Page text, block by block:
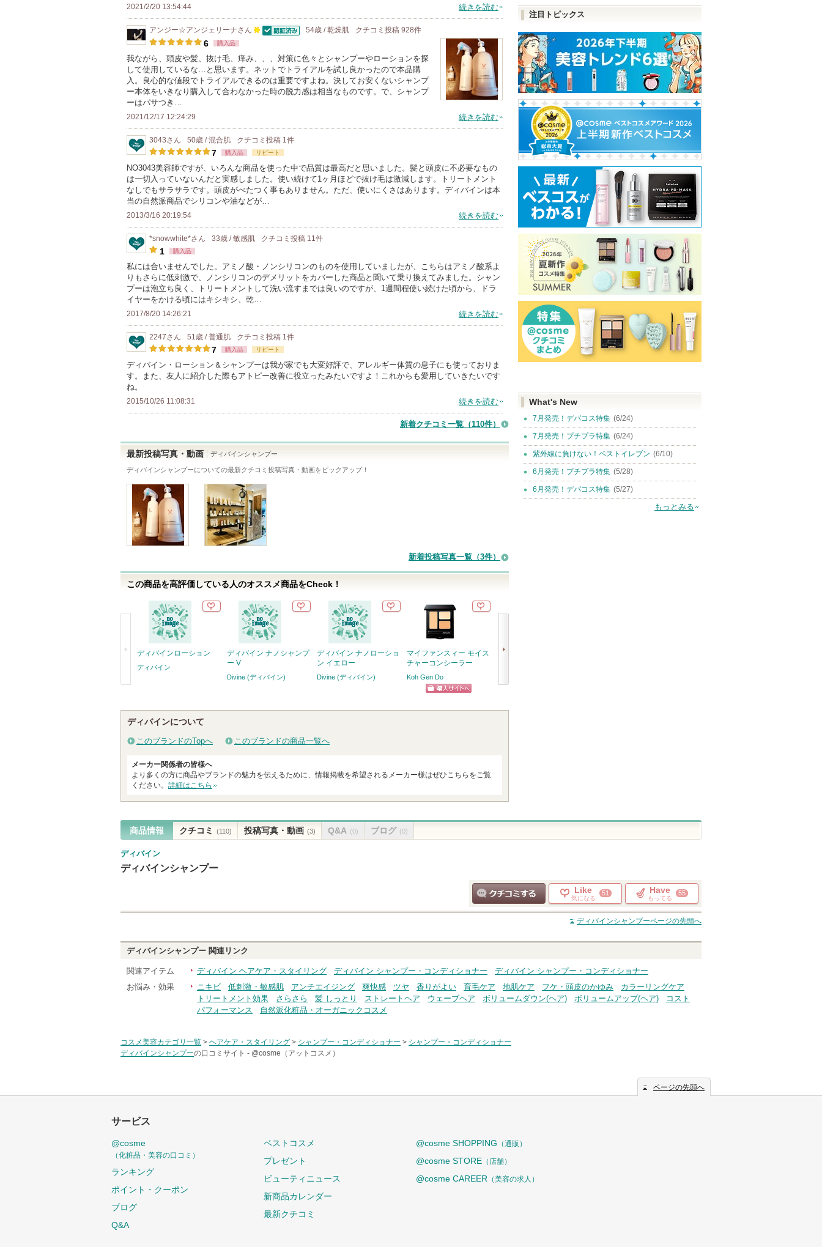
2021/2/20 13:54:44 続きを読む
アンジー☆アンジェリーナさん
以
上
ン
バ
ー
に
お
気
録
さ
れ
い
ま
す
54歳 / 乾燥肌 クチコミ投稿 928件
6 購入品
我ながら、頭皮や髪、抜け毛、痒み、、、対策に色々とシャンプーやローションを探
して使用しているな…と思います。ネットでトライアルを試し良かったので本品購
入。良心的な値段でトライアルできるのは重要ですよね。決してお安くないシャンプ
ー本体をいきなり購入して合わなかった時の脱力感は相当なものです。で、シャンプ
ーはパサつき…
2021/12/17 12:24:29 続きを読む
3043さん 50歳 / 混合肌 クチコミ投稿 1 件
7 購入品 リピート
NO3043美容師ですが、いろんな商品を使った中で品質は最高だと思いました。髪と頭皮に不必要なもの
は一切入っていないんだと実感しました。使い続けて1ヶ月ほどで抜け毛は激減します。トリートメント
なしでもサラサラです。頭皮がべたつく事もありません。ただ、使いにくさはあります。ディバインは本
当の自然派商品でシリコンや油などが…
2013/3/16 20:19:54 続きを読む
*snowwhite*さん 33歳 / 敏感肌 クチコミ投稿 11 件
1 購入品
私には合いませんでした。アミノ酸・ノンシリコンのものを使用していましたが、こちらはアミノ酸系よ
りもさらに低刺激で、ノンシリコンのデメリットをカバーした商品と聞いて乗り換えてみました。シャン
プーは泡立ち良く、トリートメントして洗い流すまでは良いのですが、1週間程使い続けた頃から、ドラ
イヤーをかける頃にはキシキシ、乾…
2017/8/20 14:26:21 続きを読む
2247さん 51歳 / 普通肌 クチコミ投稿 1 件
7 購入品 リピート
ディバイン・ローション＆シャンプーは我が家でも大変好評で、アレルギー体質の息子にも使っておりま
す。また、友人に紹介した際もアトピー改善に役立ったみたいですよ！これからも愛用していきたいです
ね。
2015/10/26 11:08:31 続きを読む
新着クチコミ一覧 （110件）
最新投稿写真・動画 ディバインシャンプー
ディバインシャンプーについての最新クチコミ投稿写真・動画をピックアップ！
新着投稿写真一覧（3件）
この商品を高評価している人のオススメ商品をCheck！
る
へ
ディバインローション
ディバイン
ディバイン ナノシャンプ
ー V
Divine (ディバイン)
ディバイン ナノローショ
ン イエロー
Divine (ディバイン)
マイファンスィー モイス
チャーコンシーラー
Koh Gen Do
なめらか美肌ベース
ディバインについて
このブランドのTopへ このブランドの商品一覧へ
メーカー関係者の皆様へ
より多くの方に商品やブランドの魅力を伝えるために、情報掲載を希望されるメーカー様はぜひこちらをご覧
ください。 詳細はこちら
注目トピックス
What's New
7月発売！デパコス特集 (6/24)
7月発売！プチプラ特集 (6/24)
紫外線に負けない！ベストイレブン (6/10)
6月発売！プチプラ特集 (5/28)
6月発売！デパコス特集 (5/27)
もっとみる
商品情報 クチコミ (110) 投稿写真・動画 (3) Q&A (0) ブログ (0)
ディバイン
ディバインシャンプー
クチコミする
Like
気になる
51 Have
もってる
55
ディバインシャンプーページの先頭へ
ディバインシャンプー 関連リンク
関連アイテム ディバイン ヘアケア・スタイリング ディバイン シャンプー・コンディショナー
ディバイン シャンプー・コンディショナー
お悩み・効果
ニキビ 低刺激・敏感肌 アンチエイジング 爽快感 ツヤ 香りがよい 育毛ケア 地肌ケア フケ・頭皮のかゆみ
カラーリングケア
トリートメント効果
さらさら 髪 しっとり ストレートヘア ウェーブヘア ボリュームダウン(ヘア) ボリュームアップ(ヘア)
コスト
パフォーマンス
自然派化粧品・オーガニックコスメ
コスメ美容カテゴリ一覧 > ヘアケア・スタイリング > シャンプー・コンディショナー > シャンプー・コンディショナー
ディバインシャンプーの口コミサイト - @cosme（アットコスメ）
ページの先頭へ
サービス
@cosme
（化粧品・美容の口コミ）
ランキング
ポイント・クーポン
ブログ
Q&A
ベストコスメ
プレゼント
ビューティニュース
新商品カレンダー
最新クチコミ
@cosme SHOPPING （通販）
@cosme STORE （店舗）
@cosme CAREER （美容の求人）